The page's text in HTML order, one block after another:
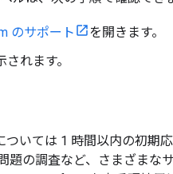
のサポート
を開きます。
れます。
いては 1 時間以内の初期
題の調査など、さまざまな